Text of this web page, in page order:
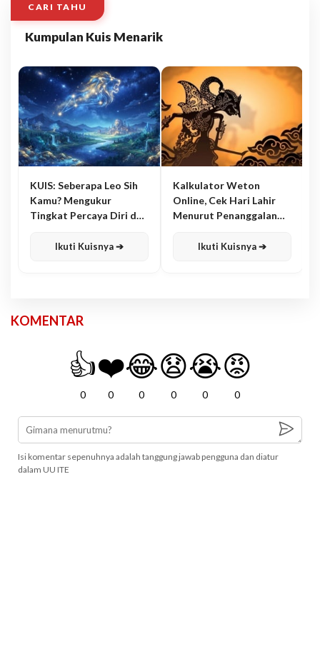
CARI TAHU
Kumpulan Kuis Menarik
KUIS: Seberapa Leo Sih
Kamu? Mengukur
Tingkat Percaya Diri dan
Ikuti Kuisnya ➔
Kalkulator Weton
Online, Cek Hari Lahir
Menurut Penanggalan
Ikuti Kuisnya ➔
KOMENTAR
👍
0
❤️
0
😂
0
😧
0
😭
0
😡
0
Isi komentar sepenuhnya adalah tanggung jawab pengguna dan diatur
dalam UU ITE